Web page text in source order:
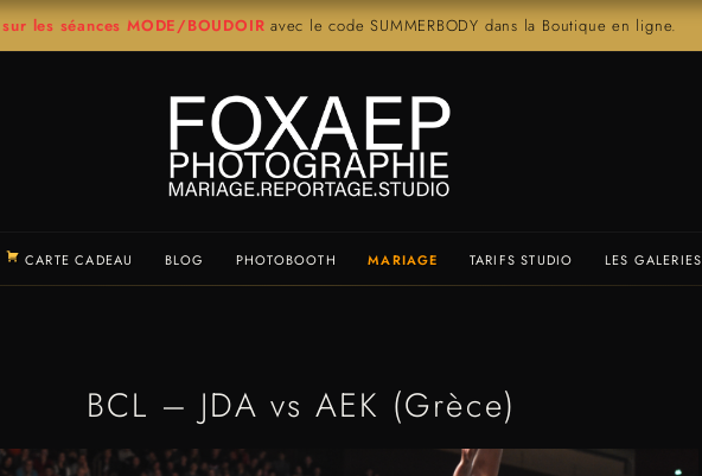
les séances MODE/BOUDOIR avec le code SUMMERBODY dans la Boutique en ligne.
CARTE CADEAU BLOG PHOTOBOOTH MARIAGE TARIFS STUDIO LES GALERIES
BCL – JDA vs AEK (Grèce)